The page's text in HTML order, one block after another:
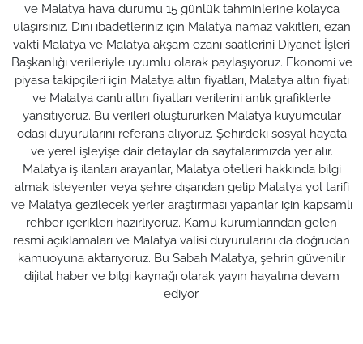
ve Malatya hava durumu 15 günlük tahminlerine kolayca
ulaşırsınız. Dini ibadetleriniz için Malatya namaz vakitleri, ezan
vakti Malatya ve Malatya akşam ezanı saatlerini Diyanet İşleri
Başkanlığı verileriyle uyumlu olarak paylaşıyoruz. Ekonomi ve
piyasa takipçileri için Malatya altın fiyatları, Malatya altın fiyatı
ve Malatya canlı altın fiyatları verilerini anlık grafiklerle
yansıtıyoruz. Bu verileri oluştururken Malatya kuyumcular
odası duyurularını referans alıyoruz. Şehirdeki sosyal hayata
ve yerel işleyişe dair detaylar da sayfalarımızda yer alır.
Malatya iş ilanları arayanlar, Malatya otelleri hakkında bilgi
almak isteyenler veya şehre dışarıdan gelip Malatya yol tarifi
ve Malatya gezilecek yerler araştırması yapanlar için kapsamlı
rehber içerikleri hazırlıyoruz. Kamu kurumlarından gelen
resmi açıklamaları ve Malatya valisi duyurularını da doğrudan
kamuoyuna aktarıyoruz. Bu Sabah Malatya, şehrin güvenilir
dijital haber ve bilgi kaynağı olarak yayın hayatına devam
ediyor.